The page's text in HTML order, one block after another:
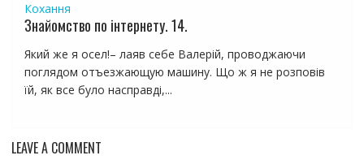
Кохання
Знайомство по інтернету. 14.
Який же я осел!– лаяв себе Валерій, проводжаючи
поглядом отъезжающую машину. Що ж я не розповів
їй, як все було насправді,...
LEAVE A COMMENT